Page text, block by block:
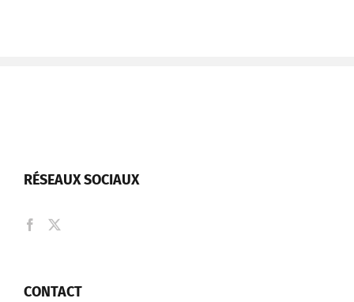
RÉSEAUX SOCIAUX
CONTACT